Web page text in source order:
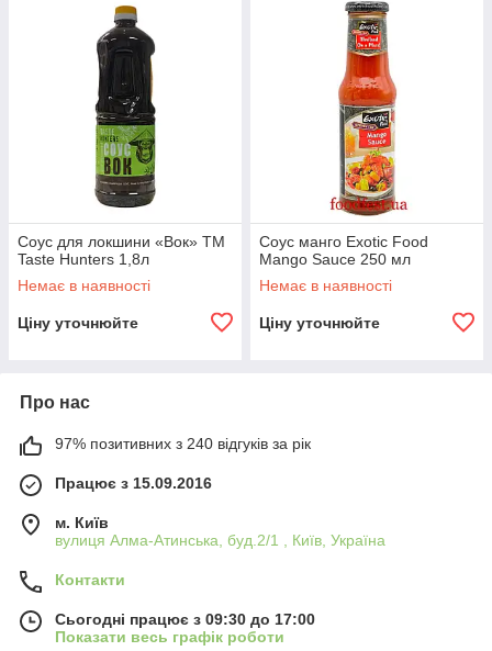
Соус для локшини «Вок» ТМ
Taste Hunters 1,8л
Немає в наявності
Ціну уточнюйте
Соус манго Exotic Food
Mango Sauce 250 мл
Немає в наявності
Ціну уточнюйте
Про нас
97% позитивних з 240 відгуків за рік
Працює з 15.09.2016
м. Київ
вулиця Алма-Атинська, буд.2/1 , Київ, Україна
Контакти
Сьогодні працює з 09:30 до 17:00
Показати весь графік роботи